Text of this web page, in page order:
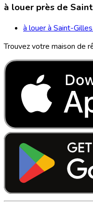
à louer près de
à louer à Saint-
Trouvez votre maison de